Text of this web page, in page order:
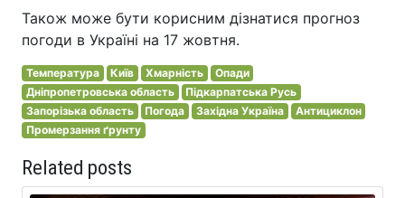
Також може бути корисним дізнатися прогноз
погоди в Україні на 17 жовтня.
Температура Київ Хмарність
Опади
Дніпропетровська область
Підкарпатська Русь
Запорізька область
Погода Західна Україна
Антициклон
Промерзання ґрунту
Related posts